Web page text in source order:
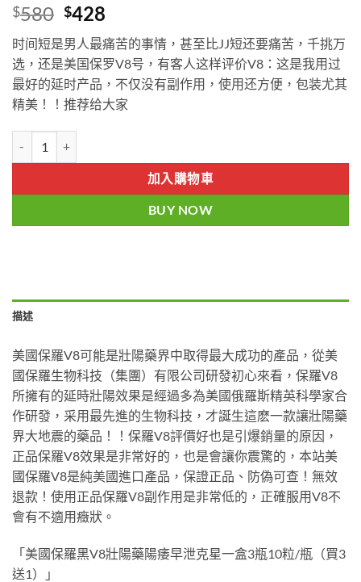
$580 Original
price
was:
$580.
$428
price
is:
$428.
时间短是男人最痛苦的事情，甚至比JJ短还要痛苦，千挑万
选，还是美国保罗V8号，有客人这样评价V8：这是我用过
最好的延时产品，不仅没有副作用，使用还方便，包装尤其
精美！
！ 推荐给大家
加入購物車
BUY NOW
描述
美國保羅V8可能是壯陽藥界中取得最大成功的產品，從美
國保羅生物科技（集團）有限公司研發初心來看，保羅V8
所擁有的延時壯陽效果是經過多為美國俄羅斯精英科學家合
作研發，采用最先進的生物科技，才誕生這麽一款讓壯陽藥
界大地震的藥品！！保羅V8評價好也是引爆銷量的原因，
正品保羅V8效果是非常好的，也是會讓你震驚的，本站美
國保羅V8是純美國進口產品，保證正品、防偽可查！無效
退款！使用正品保羅V8副作用是非常低的，正確服用V8不
會有不適用癥狀。
「美國保羅黑V8壯陽藥陽痿早泄克星一盒3瓶10粒/瓶（買3
送1）」